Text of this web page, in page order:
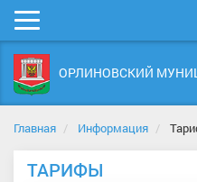
Мобильное
меню
ОРЛИНОВСКИЙ
Главная Информация
ТАРИФЫ